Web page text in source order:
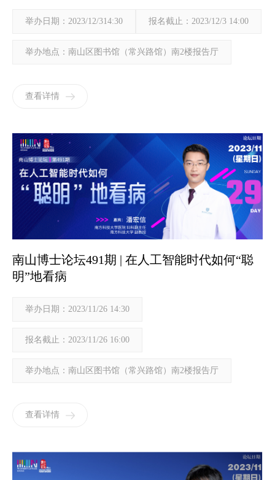
举办日期：2023/12/314:30 报名截止：2023/12/3 14:00
举办地点：南山区图书馆（常兴路馆）南2楼报告厅
查看详情
南山博士论坛491期 | 在人工智能时代如何“聪
明”地看病
举办日期：2023/11/26 14:30
报名截止：2023/11/26 16:00
举办地点：南山区图书馆（常兴路馆）南2楼报告厅
查看详情